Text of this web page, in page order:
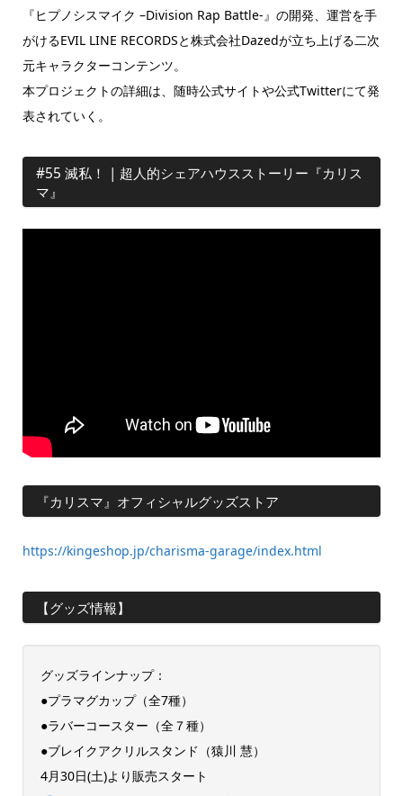
『ヒプノシスマイク –Division Rap Battle-』の開発、運営を手
がけるEVIL LINE RECORDSと株式会社Dazedが立ち上げる二次
元キャラクターコンテンツ。
本プロジェクトの詳細は、随時公式サイトや公式Twitterにて発
表されていく。
#55 滅私！ | 超人的シェアハウスストーリー『カリス
マ』
『カリスマ』オフィシャルグッズストア
https://kingeshop.jp/charisma-garage/index.html
【グッズ情報】
グッズラインナップ：
●プラマグカップ（全7種）
●ラバーコースター（全７種）
●ブレイクアクリルスタンド（猿川 慧）
4月30日(土)より販売スタート